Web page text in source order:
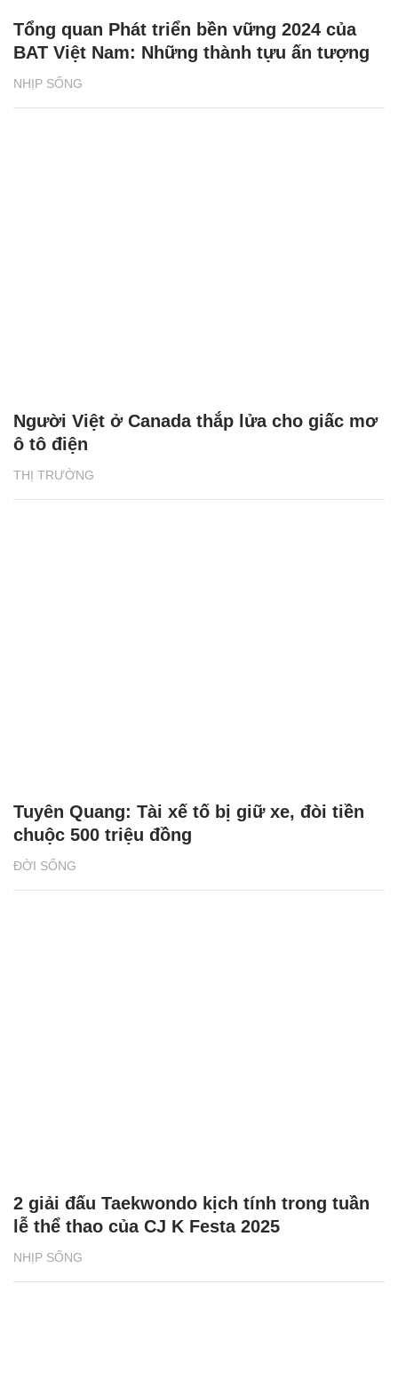
NHỊP SỐNG
Tổng quan Phát triển bền vững 2024 của
BAT Việt Nam: Những thành tựu ấn tượng
THỊ TRƯỜNG
Người Việt ở Canada thắp lửa cho giấc mơ
ô tô điện
ĐỜI SỐNG
Tuyên Quang: Tài xế tố bị giữ xe, đòi tiền
chuộc 500 triệu đồng
NHỊP SỐNG
2 giải đấu Taekwondo kịch tính trong tuần
lễ thể thao của CJ K Festa 2025